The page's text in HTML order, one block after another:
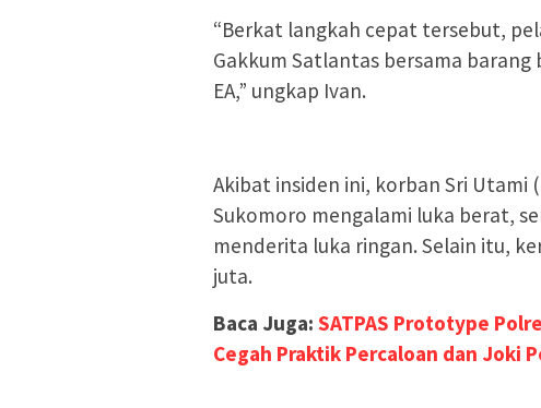
“Berkat langkah cepat tersebut,
Gakkum Satlantas bersama
EA,” ungkap Ivan.
Akibat insiden ini, korban Sri Utami
Sukomoro mengalami luka berat,
menderita luka ringan. Selain itu,
juta.
Baca Juga: SATPAS Prototype
Cegah Praktik Percaloan dan Joki